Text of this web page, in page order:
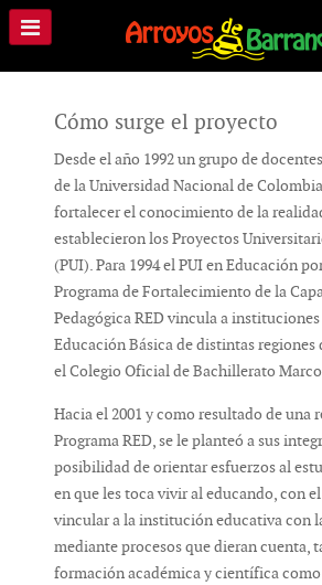
Cómo surge el proyecto
Desde el año 1992 un grupo de
de la Universidad Nacional de
fortalecer el conocimiento de la
establecieron los Proyectos
(PUI). Para 1994 el PUI en Educación
Programa de Fortalecimiento de la
Pedagógica RED vincula a
Educación Básica de distintas regiones
el Colegio Oficial de Bachillerato
Hacia el 2001 y como resultado de una
Programa RED, se le planteó a sus
posibilidad de orientar esfuerzos al
en que les toca vivir al educando, con
vincular a la institución educativa con
mediante procesos que dieran cuenta,
formación académica y científica